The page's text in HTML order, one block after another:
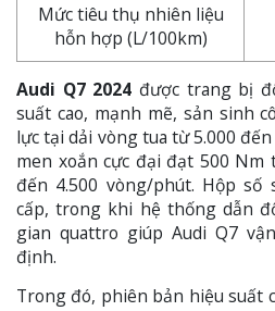
Mức tiêu thụ nhiên liệu
hỗn hợp (L/100km)
Audi Q7 2024 được trang bị
suất cao, mạnh mẽ, sản sinh
lực tại dải vòng tua từ 5.000
men xoắn cực đại đạt 500 Nm
đến 4.500 vòng/phút. Hộp
cấp, trong khi hệ thống dẫn
gian quattro giúp Audi Q7
định.
Trong đó, phiên bản hiệu suất